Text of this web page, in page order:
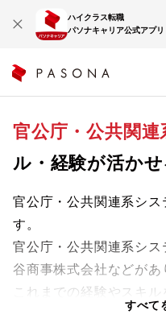
ハイクラス転職
パソナキャリア公式アプリ
官公庁・公共関
ル・経験が活か
官公庁・公共関連系シ
す。
官公庁・公共関連系シ
谷商事株式会社などがあ
これまでの経験やスキ
ライフスタイルや働き
すべて